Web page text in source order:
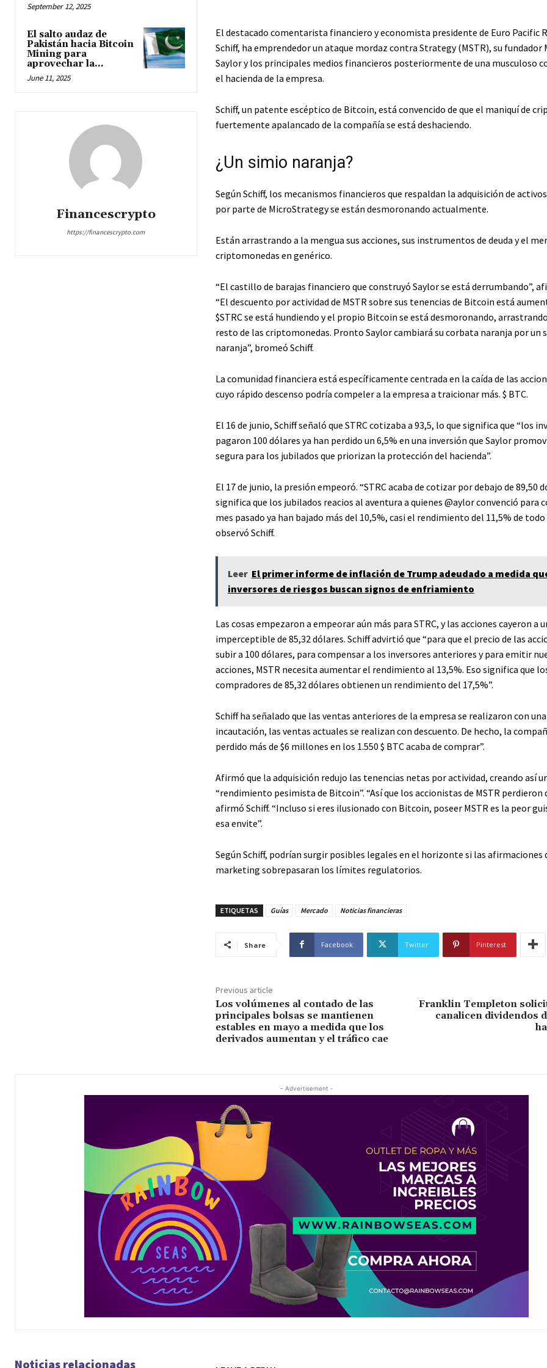
September 12, 2025
El salto audaz de
Pakistán hacia Bitcoin
Mining para
aprovechar la...
June 11, 2025
Financescrypto
https://financescrypto.com
El destacado comentarista financiero y economista presidente de Euro Pacific
Schiff, ha emprendedor un ataque mordaz contra Strategy (MSTR), su fundador
Saylor y los principales medios financieros posteriormente de una musculoso
el hacienda de la empresa.
Schiff, un patente escéptico de Bitcoin, está convencido de que el maniquí de
fuertemente apalancado de la compañía se está deshaciendo.
¿Un simio naranja?
Según Schiff, los mecanismos financieros que respaldan la adquisición de
por parte de MicroStrategy se están desmoronando actualmente.
Están arrastrando a la mengua sus acciones, sus instrumentos de deuda y el
criptomonedas en genérico.
“El castillo de barajas financiero que construyó Saylor se está derrumbando”,
“El descuento por actividad de MSTR sobre sus tenencias de Bitcoin está
$STRC se está hundiendo y el propio Bitcoin se está desmoronando,
resto de las criptomonedas. Pronto Saylor cambiará su corbata naranja por un
naranja”, bromeó Schiff.
La comunidad financiera está específicamente centrada en la caída de las
cuyo rápido descenso podría compeler a la empresa a traicionar más. $ BTC.
El 16 de junio, Schiff señaló que STRC cotizaba a 93,5, lo que significa que “los
pagaron 100 dólares ya han perdido un 6,5% en una inversión que Saylor
segura para los jubilados que priorizan la protección del hacienda”.
El 17 de junio, la presión empeoró. “STRC acaba de cotizar por debajo de 89,50
significa que los jubilados reacios al aventura a quienes @aylor convenció para
mes pasado ya han bajado más del 10,5%, casi el rendimiento del 11,5% de todo
observó Schiff.
Leer El primer informe de inflación de Trump adeudado a medida
inversores de riesgos buscan signos de enfriamiento
Las cosas empezaron a empeorar aún más para STRC, y las acciones cayeron a
imperceptible de 85,32 dólares. Schiff advirtió que “para que el precio de las
subir a 100 dólares, para compensar a los inversores anteriores y para emitir
acciones, MSTR necesita aumentar el rendimiento al 13,5%. Eso significa que
compradores de 85,32 dólares obtienen un rendimiento del 17,5%”.
Schiff ha señalado que las ventas anteriores de la empresa se realizaron con
incautación, las ventas actuales se realizan con descuento. De hecho, la
perdido más de $6 millones en los 1.550 $ BTCacaba de comprar”.
Afirmó que la adquisición redujo las tenencias netas por actividad, creando así
“rendimiento pesimista de Bitcoin”. “Así que los accionistas de MSTR perdieron
afirmó Schiff. “Incluso si eres ilusionado con Bitcoin, poseer MSTR es la peor
esa envite”.
Según Schiff, podrían surgir posibles legales en el horizonte si las afirmaciones
marketing sobrepasaran los límites regulatorios.
ETIQUETAS Guías Mercado Noticias financieras
Share Facebook Twitter Pinterest
Previous article
Los volúmenes al contado de las
principales bolsas se mantienen
estables en mayo a medida que los
derivados aumentan y el tráfico cae
Franklin Templeton
canalicen dividendos
- Advertisement -
Noticias relacionadas